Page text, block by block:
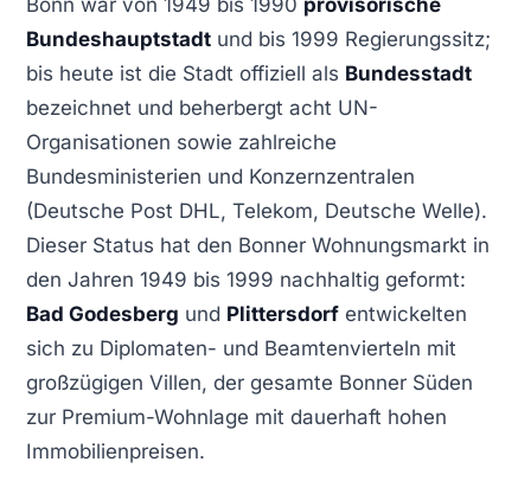
Bonn war von 1949 bis 1990 provisorische
Bundeshauptstadt und bis 1999 Regierungssitz;
bis heute ist die Stadt offiziell als Bundesstadt
bezeichnet und beherbergt acht UN-
Organisationen sowie zahlreiche
Bundesministerien und Konzernzentralen
(Deutsche Post DHL, Telekom, Deutsche Welle).
Dieser Status hat den Bonner Wohnungsmarkt in
den Jahren 1949 bis 1999 nachhaltig geformt:
Bad Godesberg und Plittersdorf entwickelten
sich zu Diplomaten- und Beamtenvierteln mit
großzügigen Villen, der gesamte Bonner Süden
zur Premium-Wohnlage mit dauerhaft hohen
Immobilienpreisen.